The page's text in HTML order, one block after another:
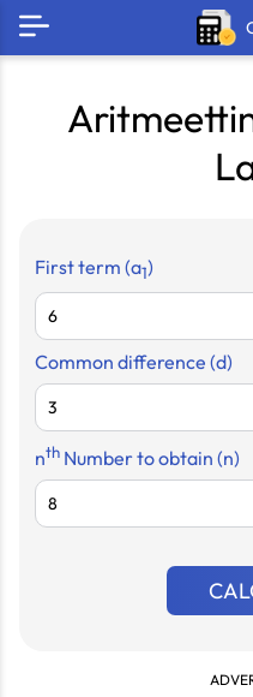
First term (a1)
Common difference (d)
nth Number to obtain (n)